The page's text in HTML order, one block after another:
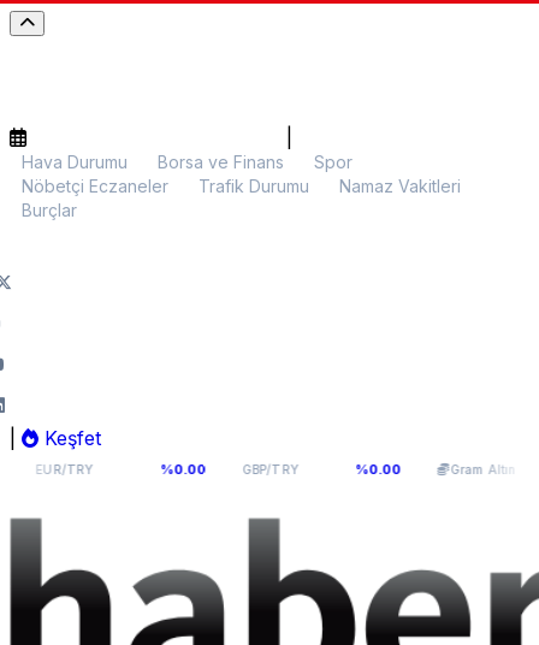
Hava Durumu Borsa ve Finans
Spor
Nöbetçi Eczaneler
Trafik Durumu
Namaz Vakitleri
Burçlar
Keşfet
54,9398 %0.00 GBP/TRY 64,131 %0.00 Gram Altın6.099,28